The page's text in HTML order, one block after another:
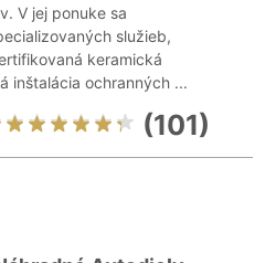
V jej ponuke sa
služieb,
keramická
inštalácia ochranných ...
(101)